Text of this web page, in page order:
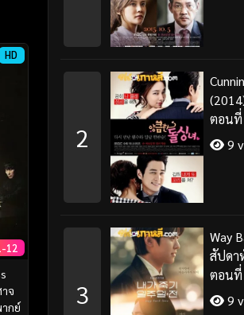
HD
12
จ
กย์
2
ตอนที่
9
3
Way
สัปดา
ตอนที่
ซับไท
9